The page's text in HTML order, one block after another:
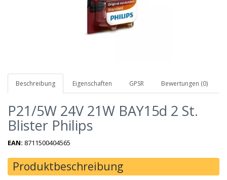
Beschreibung Eigenschaften GPSR Bewertungen (0)
P21/5W 24V 21W BAY15d 2 St.
Blister Philips
EAN: 8711500404565
Produktbeschreibung